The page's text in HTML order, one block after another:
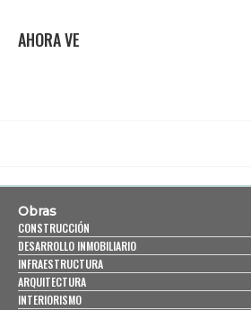
AHORA VE
Obras
CONSTRUCCIÓN
DESARROLLO INMOBILIARIO
INFRAESTRUCTURA
ARQUITECTURA
INTERIORISMO